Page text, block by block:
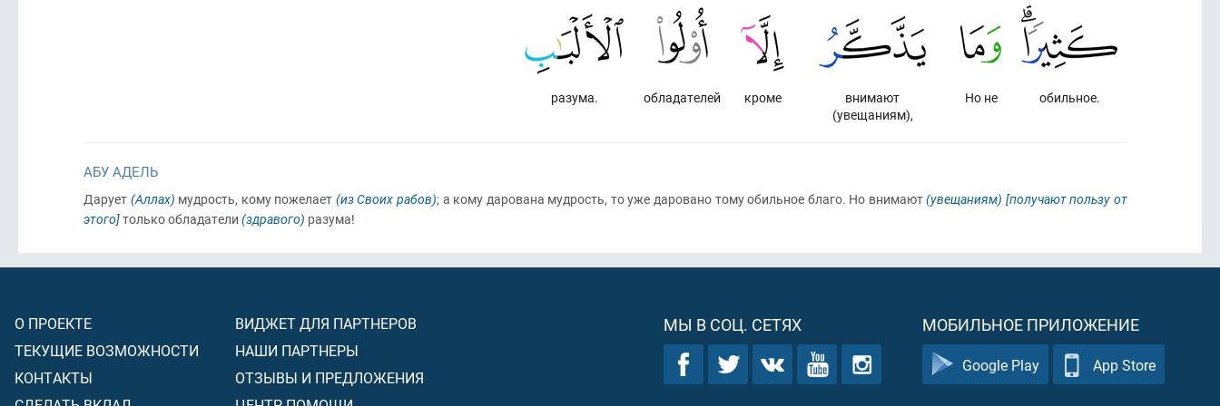
обильное.
Но не
внимают
(увещаниям),
кроме
обладателей
разума.
АБУ АДЕЛЬ
Дарует (Аллах) мудрость, кому пожелает (из Своих рабов); а кому дарована мудрость, то уже даровано тому обильное благо. Но внимают(увещаниям) [получают пользу от
этого]только обладатели (здравого) разума!
О ПРОЕКТЕ
ТЕКУЩИЕ ВОЗМОЖНОСТИ
КОНТАКТЫ
ВИДЖЕТ ДЛЯ ПАРТНЕРОВ
НАШИ ПАРТНЕРЫ
ОТЗЫВЫ И ПРЕДЛОЖЕНИЯ
МЫ В СОЦ. СЕТЯХ МОБИЛЬНОЕ ПРИЛОЖЕНИЕ
Google Play App Store